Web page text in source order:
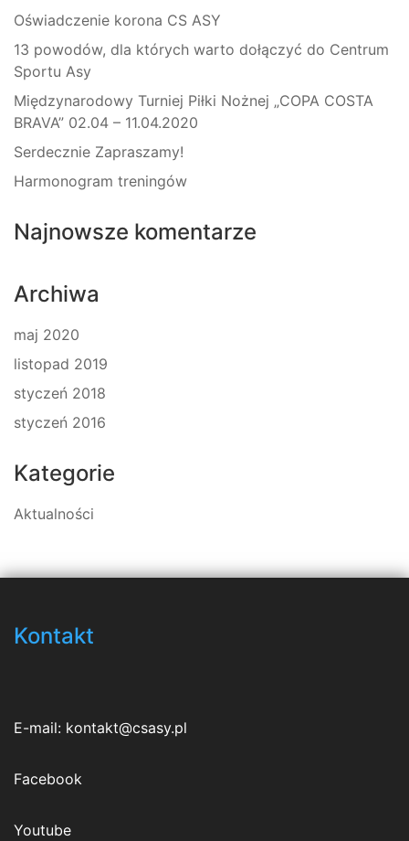
Oświadczenie korona CS ASY
13 powodów, dla których warto dołączyć do Centrum
Sportu Asy
Międzynarodowy Turniej Piłki Nożnej „COPA COSTA
BRAVA” 02.04 – 11.04.2020
Serdecznie Zapraszamy!
Harmonogram treningów
Najnowsze komentarze
Archiwa
maj 2020
listopad 2019
styczeń 2018
styczeń 2016
Kategorie
Aktualności
Kontakt
E-mail: kontakt@csasy.pl
Facebook
Youtube